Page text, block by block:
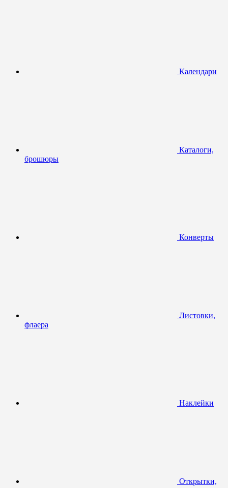
Календари
Каталоги,
брошюры
Конверты
Листовки,
флаера
Наклейки
Открытки,